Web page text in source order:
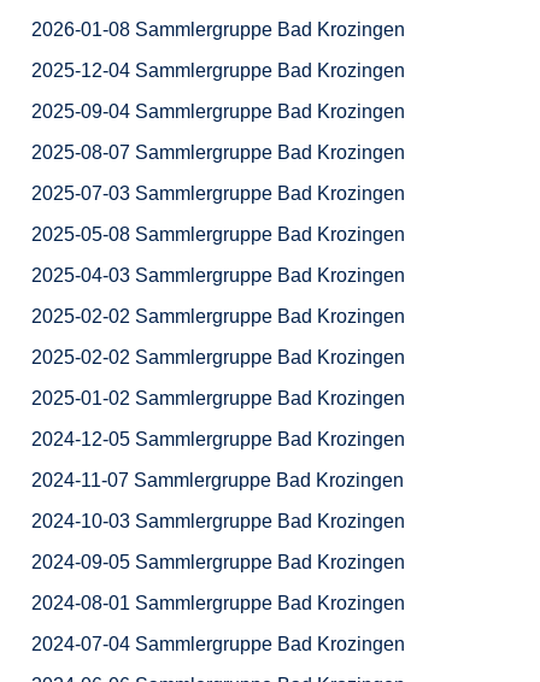
2026-01-08 Sammlergruppe Bad Krozingen
2025-12-04 Sammlergruppe Bad Krozingen
2025-09-04 Sammlergruppe Bad Krozingen
2025-08-07 Sammlergruppe Bad Krozingen
2025-07-03 Sammlergruppe Bad Krozingen
2025-05-08 Sammlergruppe Bad Krozingen
2025-04-03 Sammlergruppe Bad Krozingen
2025-02-02 Sammlergruppe Bad Krozingen
2025-02-02 Sammlergruppe Bad Krozingen
2025-01-02 Sammlergruppe Bad Krozingen
2024-12-05 Sammlergruppe Bad Krozingen
2024-11-07 Sammlergruppe Bad Krozingen
2024-10-03 Sammlergruppe Bad Krozingen
2024-09-05 Sammlergruppe Bad Krozingen
2024-08-01 Sammlergruppe Bad Krozingen
2024-07-04 Sammlergruppe Bad Krozingen